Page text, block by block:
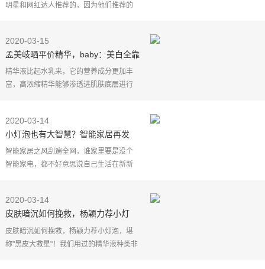
明星和网红达人推荐的，因为他们推荐的
跟大家分享的这款
2020-03-15
孟美岐晒平价精华，baby：美白全靠
它，网友：平价SK2小灯泡
精华液比起水乳来，它的营养成分更加丰
富，高浓缩精华能够渗透进肌肤底层进行
抗风防毒面具出门
2020-03-14
小灯泡也有大智慧？智能家居再发
力，灯泡大有可为！
智能家居之风刮遍全网，谁家里要是没个
智能家电，都不好意思说自己生活在新新
一搜，扫地机器人
2020-03-14
皮肤暗沉如何挽救，杨颖力荐小灯
泡，堪称“黑皮大救星”
皮肤暗沉如何挽救，杨颖力荐小灯泡，堪
称"黑皮大救星"！我们用过的精华液种类非